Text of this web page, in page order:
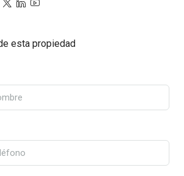
esta propiedad